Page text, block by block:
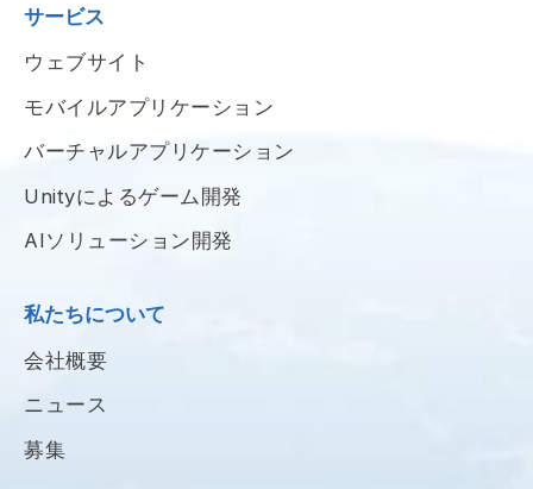
サービス
ウェブサイト
モバイルアプリケーション
バーチャルアプリケーション
Unityによるゲーム開発
AIソリューション開発
私たちについて
会社概要
ニュース
募集